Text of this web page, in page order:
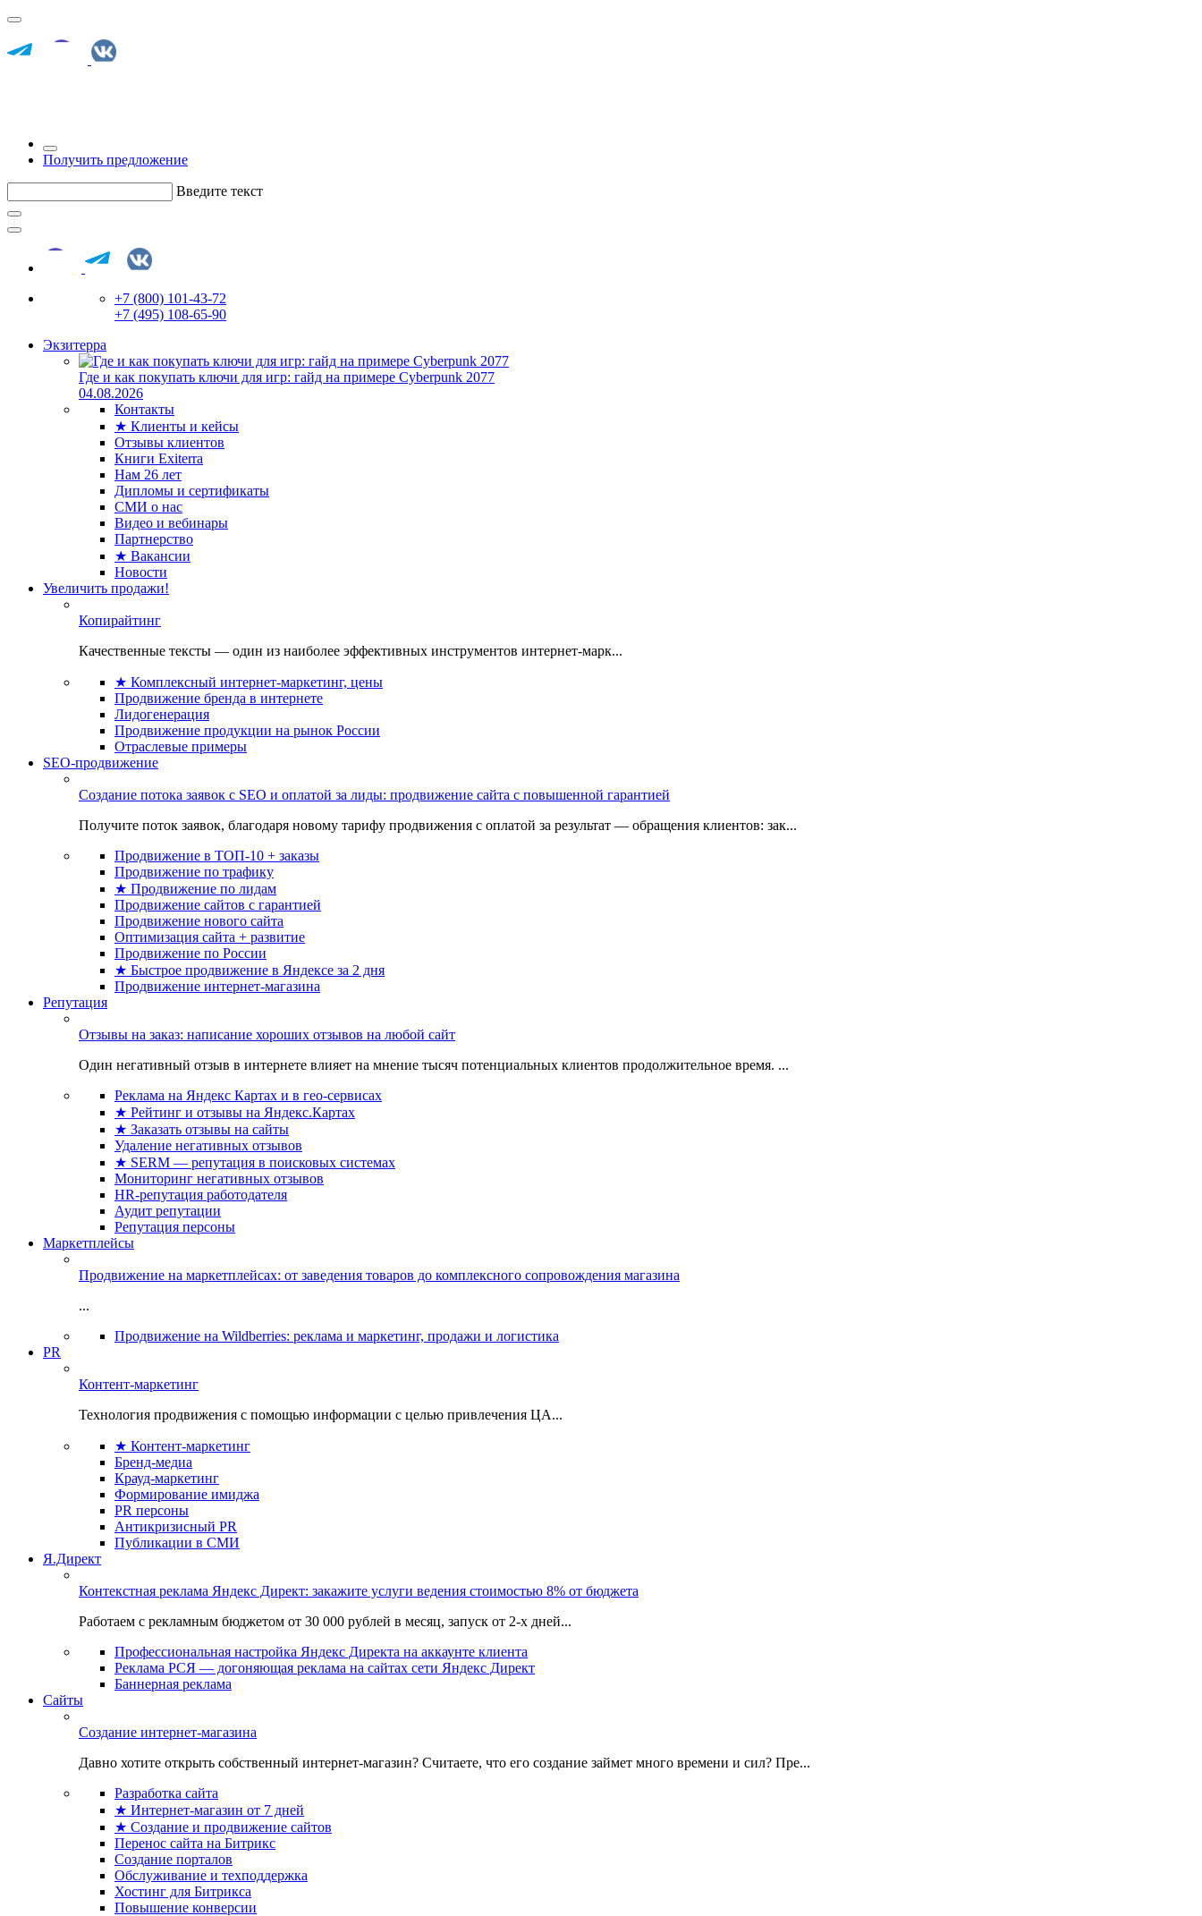
Получить предложение
Введите текст
+7 (800) 101-43-72
+7 (495) 108-65-90
Экзитерра
Где и как покупать ключи для игр: гайд на примере Cyberpunk 2077
04.08.2026
Контакты
★ Клиенты и кейсы
Отзывы клиентов
Книги Exiterra
Нам 26 лет
Дипломы и сертификаты
СМИ о нас
Видео и вебинары
Партнерство
★ Вакансии
Новости
Увеличить продажи!
Копирайтинг
Качественные тексты — один из наиболее эффективных инструментов интернет-марк...
★ Комплексный интернет-маркетинг, цены
Продвижение бренда в интернете
Лидогенерация
Продвижение продукции на рынок России
Отраслевые примеры
SEO-продвижение
Создание потока заявок с SEO и оплатой за лиды: продвижение сайта с повышенной гарантией
Получите поток заявок, благодаря новому тарифу продвижения с оплатой за результат — обращения клиентов: зак...
Продвижение в ТОП-10 + заказы
Продвижение по трафику
★ Продвижение по лидам
Продвижение сайтов с гарантией
Продвижение нового сайта
Оптимизация сайта + развитие
Продвижение по России
★ Быстрое продвижение в Яндексе за 2 дня
Продвижение интернет-магазина
Репутация
Отзывы на заказ: написание хороших отзывов на любой сайт
Один негативный отзыв в интернете влияет на мнение тысяч потенциальных клиентов продолжительное время. ...
Реклама на Яндекс Картах и в гео-сервисах
★ Рейтинг и отзывы на Яндекс.Картах
★ Заказать отзывы на сайты
Удаление негативных отзывов
★ SERM — репутация в поисковых системах
Мониторинг негативных отзывов
HR-репутация работодателя
Аудит репутации
Репутация персоны
Маркетплейсы
Продвижение на маркетплейсах: от заведения товаров до комплексного сопровождения магазина
...
Продвижение на Wildberries: реклама и маркетинг, продажи и логистика
PR
Контент-маркетинг
Технология продвижения с помощью информации с целью привлечения ЦА...
★ Контент-маркетинг
Бренд-медиа
Крауд-маркетинг
Формирование имиджа
PR персоны
Антикризисный PR
Публикации в СМИ
Я.Директ
Контекстная реклама Яндекс Директ: закажите услуги ведения стоимостью 8% от бюджета
Работаем с рекламным бюджетом от 30 000 рублей в месяц, запуск от 2-х дней...
Профессиональная настройка Яндекс Директа на аккаунте клиента
Реклама РСЯ — догоняющая реклама на сайтах сети Яндекс Директ
Баннерная реклама
Сайты
Создание интернет-магазина
Давно хотите открыть собственный интернет-магазин? Считаете, что его создание займет много времени и сил? Пре...
Разработка сайта
★ Интернет-магазин от 7 дней
★ Создание и продвижение сайтов
Перенос сайта на Битрикс
Создание порталов
Обслуживание и техподдержка
Хостинг для Битрикса
Повышение конверсии